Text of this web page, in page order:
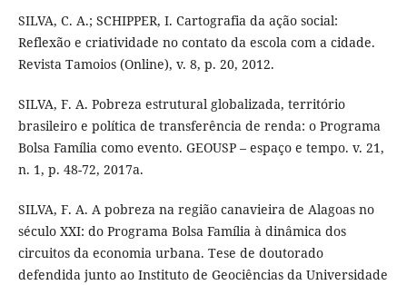
SILVA, C. A.; SCHIPPER, I. Cartografia da ação social:
Reflexão e criatividade no contato da escola com a cidade.
Revista Tamoios (Online), v. 8, p. 20, 2012.
SILVA, F. A. Pobreza estrutural globalizada, território
brasileiro e política de transferência de renda: o Programa
Bolsa Família como evento. GEOUSP – espaço e tempo. v. 21,
n. 1, p. 48-72, 2017a.
SILVA, F. A. A pobreza na região canavieira de Alagoas no
século XXI: do Programa Bolsa Família à dinâmica dos
circuitos da economia urbana. Tese de doutorado
defendida junto ao Instituto de Geociências da Universidade